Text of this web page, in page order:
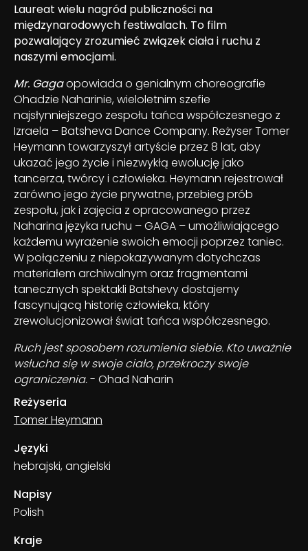
Laureat wielu nagród publiczności na
międzynarodowych festiwalach. To film
pozwalający zrozumieć związek ciała i ruchu z
naszymi emocjami.
Mr. Gagaopowiada o genialnym choreografie
Ohadzie Naharinie, wieloletnim szefie
najsłynniejszego zespołu tańca współczesnego z
Izraela – Batsheva Dance Company. Reżyser Tomer
Heymann towarzyszył artyście przez 8 lat, aby
ukazać jego życie i niezwykłą ewolucję jako
tancerza, twórcy i człowieka. Heymann rejestrował
zarówno jego życie prywatne, przebieg prób
zespołu, jak i zajęcia z opracowanego przez
Naharina języka ruchu – GAGA – umożliwiającego
każdemu wyrażenie swoich emocji poprzez taniec.
W połączeniu z niepokazywanym dotychczas
materiałem archiwalnym oraz fragmentami
tanecznych spektakli Batshevy dostajemy
fascynującą historię człowieka, który
zrewolucjonizował świat tańca współczesnego.
Ruch jest sposobem rozumienia siebie. Kto uważnie
wsłucha się w swoje ciało, przekroczy swoje
ograniczenia.- Ohad Naharin
Reżyseria
Tomer Heymann
Języki
hebrajski, angielski
Napisy
Polish
Kraje